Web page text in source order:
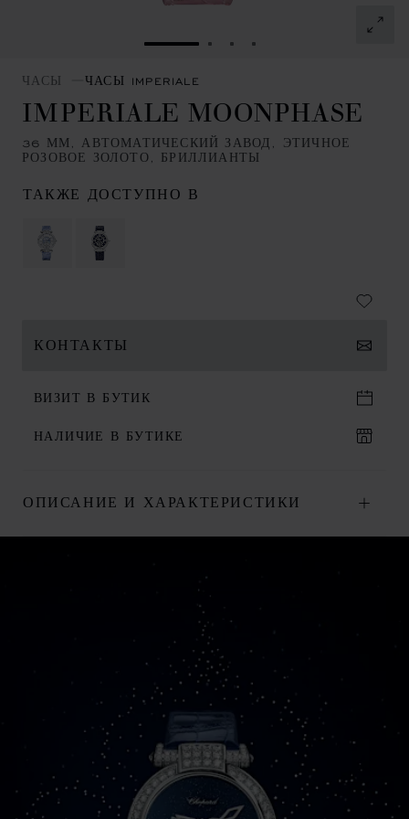
ПЕРЕЙТИ К СЛАЙДУ 1
ПЕРЕЙТИ К СЛАЙДУ 2
ПЕРЕЙТИ К СЛАЙДУ
ПЕРЕЙТИ К
ЧАСЫ ЧАСЫ IMPERIALE
IMPERIALE MOONPHASE
36 ММ, АВТОМАТИЧЕСКИЙ ЗАВОД, ЭТИЧНОЕ
РОЗОВОЕ ЗОЛОТО, БРИЛЛИАНТЫ
ТАКЖЕ ДОСТУПНО В
КОНТАКТЫ
ВИЗИТ В БУТИК
НАЛИЧИЕ В БУТИКЕ
ОПИСАНИЕ И ХАРАКТЕРИСТИКИ